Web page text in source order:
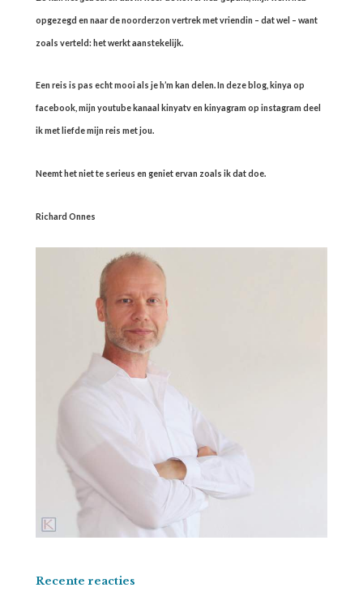
opgezegd en naar de noorderzon vertrek met vriendin – dat wel – want
zoals verteld: het werkt aanstekelijk.
Een reis is pas echt mooi als je h’m kan delen. In deze blog, kinya op
facebook, mijn youtube kanaal kinyatv en kinyagram op instagram deel
ik met liefde mijn reis met jou.
Neemt het niet te serieus en geniet ervan zoals ik dat doe.
Richard Onnes
Recente reacties